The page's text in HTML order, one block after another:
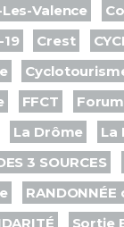
Valence
19 Crest
FFCT
La Drôme
La
3 SOURCES
RANDONNÉE
Sortie